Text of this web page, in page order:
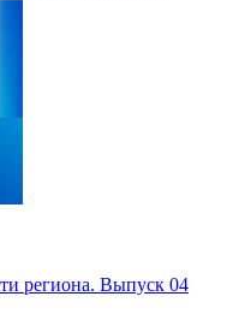
региона. Выпуск 04